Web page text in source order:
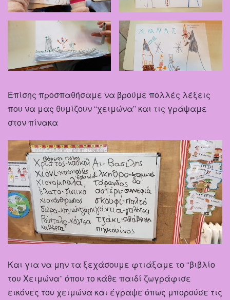
Επίσης προσπαθήσαμε να βρούμε πολλές λέξεις
που να μας θυμίζουν “χειμώνα” και τις γράψαμε
στον πίνακα
Και για να μην τα ξεχάσουμε φτιάξαμε το “βιβλίο
του Χειμώνα” όπου το κάθε παιδί ζωγράφισε
εικόνες του χειμώνα και έγραψε όπως μπορούσε τις